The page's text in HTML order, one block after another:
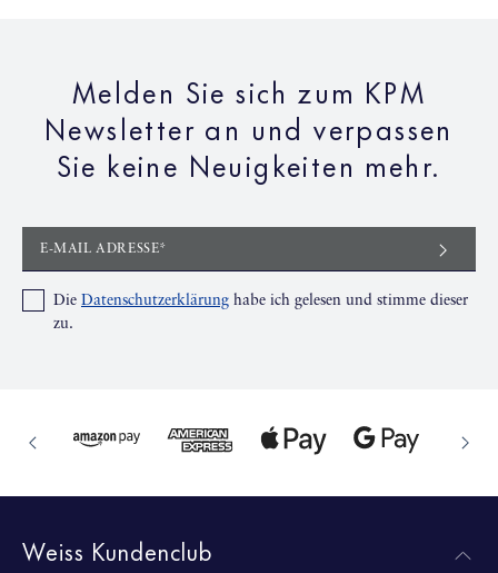
Melden Sie sich zum KPM
Newsletter an und verpassen
Sie keine Neuigkeiten mehr.
E-MAIL ADRESSE*
Die Datenschutzerklärung habe ich gelesen und stimme dieser
zu.
Weiss Kundenclub